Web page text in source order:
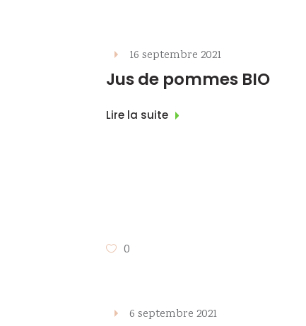
16 septembre 2021
Jus de pommes BIO
Lire la suite
0
6 septembre 2021